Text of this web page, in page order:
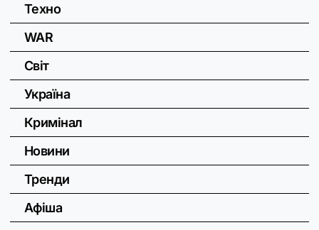
Техно
WAR
Світ
Україна
Кримінал
Новини
Тренди
Афіша